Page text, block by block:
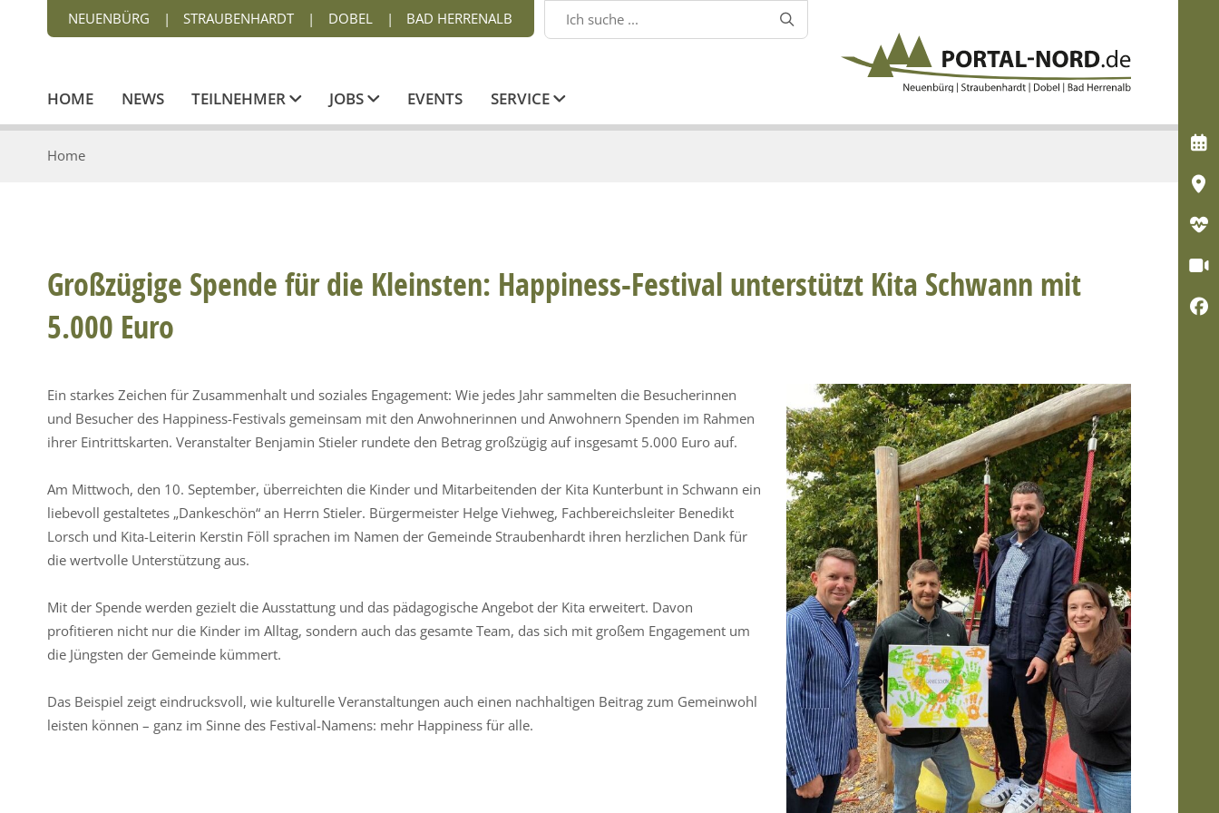
NEUENBÜRG | STRAUBENHARDT | DOBEL | BAD HERRENALB 
HOME NEWS TEILNEHMER JOBS EVENTS SERVICE
Home
Großzügige Spende für die Kleinsten: Happiness-Festival unterstützt Kita Schwann mit
5.000 Euro
Ein starkes Zeichen für Zusammenhalt und soziales Engagement: Wie jedes Jahr sammelten die Besucherinnen
und Besucher des Happiness-Festivals gemeinsam mit den Anwohnerinnen und Anwohnern Spenden im Rahmen
ihrer Eintrittskarten. Veranstalter Benjamin Stieler rundete den Betrag großzügig auf insgesamt 5.000 Euro auf.
Am Mittwoch, den 10. September, überreichten die Kinder und Mitarbeitenden der Kita Kunterbunt in Schwann ein
liebevoll gestaltetes „Dankeschön“ an Herrn Stieler. Bürgermeister Helge Viehweg, Fachbereichsleiter Benedikt
Lorsch und Kita-Leiterin Kerstin Föll sprachen im Namen der Gemeinde Straubenhardt ihren herzlichen Dank für
die wertvolle Unterstützung aus.
Mit der Spende werden gezielt die Ausstattung und das pädagogische Angebot der Kita erweitert. Davon
profitieren nicht nur die Kinder im Alltag, sondern auch das gesamte Team, das sich mit großem Engagement um
die Jüngsten der Gemeinde kümmert.
Das Beispiel zeigt eindrucksvoll, wie kulturelle Veranstaltungen auch einen nachhaltigen Beitrag zum Gemeinwohl
leisten können – ganz im Sinne des Festival-Namens: mehr Happiness für alle.




